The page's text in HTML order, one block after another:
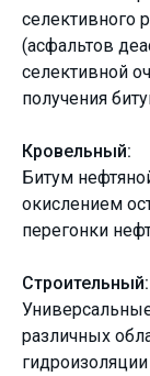
селективного
(асфальтов
селективной
получения
Кровельный:
Битум
окислением
перегонки
Строительный:
различных